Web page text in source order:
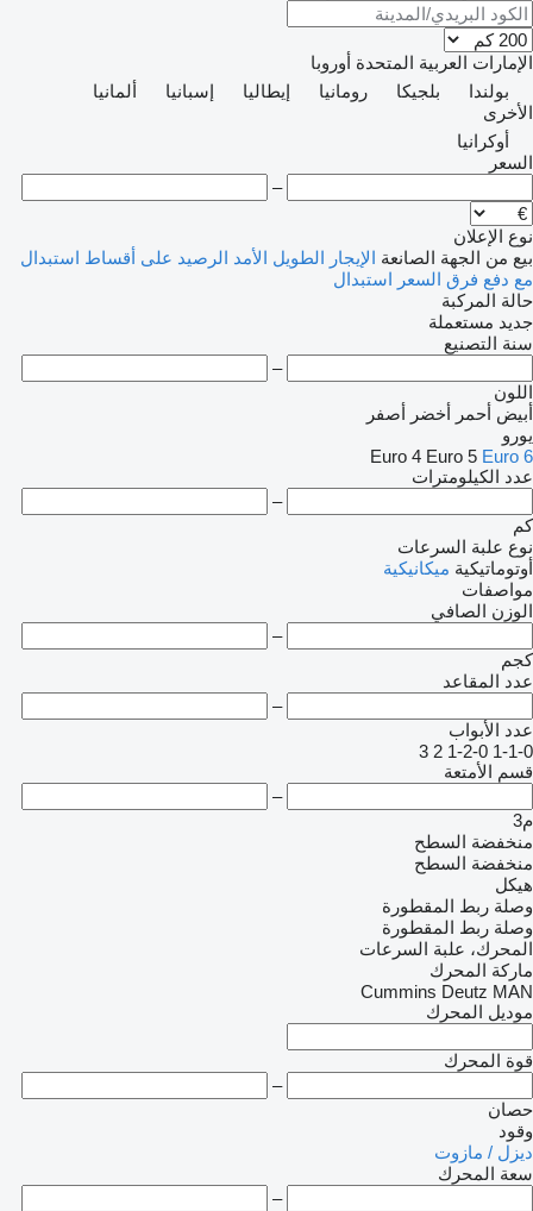
الإمارات العربية المتحدة أوروبا
بولندا
بلجيكا رومانيا إيطاليا إسبانيا
ألمانيا
الأخرى
أوكرانيا
السعر
–
نوع الإعلان
بيع من الجهة الصانعة الإيجار الطويل الأمد الرصيد على أقساط استبدال
مع دفع فرق السعر استبدال
حالة المركبة
جديد مستعملة
سنة التصنيع
–
اللون
أبيض أحمر أخضر أصفر
يورو
Euro 4 Euro 5 Euro 6
عدد الكيلومترات
–
كم
نوع علبة السرعات
أوتوماتيكية ميكانيكية
مواصفات
الوزن الصافي
–
كجم
عدد المقاعد
–
عدد الأبواب
1-1-0
1-2-0
2
3
قسم الأمتعة
–
م3
منخفضة السطح
منخفضة السطح
هيكل
وصلة ربط المقطورة
وصلة ربط المقطورة
المحرك، علبة السرعات
ماركة المحرك
Cummins Deutz MAN
موديل المحرك
قوة المحرك
–
حصان
وقود
ديزل / مازوت
سعة المحرك
–